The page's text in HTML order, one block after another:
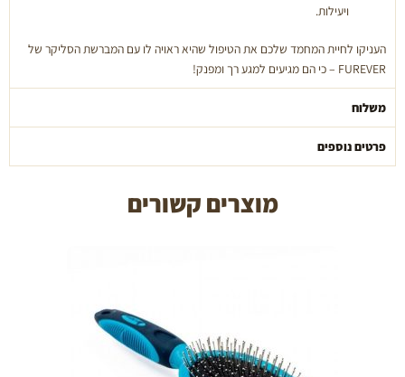
ויעילות.
העניקו לחיית המחמד שלכם את הטיפול שהיא ראויה לו עם המברשת הסליקר של
FUREVER – כי הם מגיעים למגע רך ומפנק!
משלוח
פרטים נוספים
מוצרים קשורים